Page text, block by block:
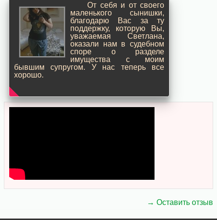
От себя и от своего
маленького сынишки,
благодарю Вас за ту
поддержку, которую Вы,
уважаемая Светлана,
оказали нам в судебном
споре о разделе
имущества с моим
бывшим супругом. У нас теперь все
хорошо.
→ Оставить отзыв